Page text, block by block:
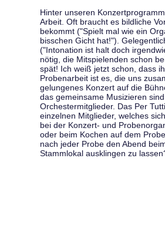
Hinter unseren
Arbeit. Oft braucht es bildliche
bekommt ("Spielt mal wie ein
bisschen Gicht hat!").
("Intonation ist halt doch
nötig, die Mitspielenden schon
spät! Ich weiß jetzt schon, dass
Probenarbeit ist es, die uns
gelungenes Konzert auf die
das gemeinsame Musizieren
Orchestermitglieder. Das Per
einzelnen Mitglieder, welches
bei der Konzert- und
oder beim Kochen auf dem
nach jeder Probe den Abend
Stammlokal ausklingen zu